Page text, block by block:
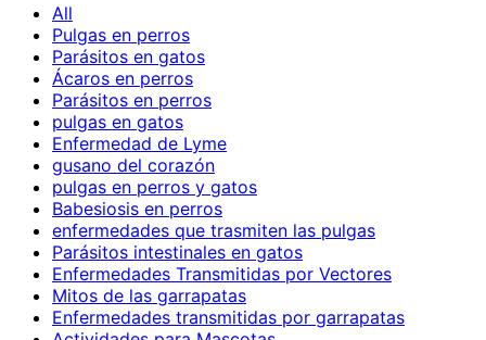
All
Pulgas en perros
Parásitos en gatos
Ácaros en perros
Parásitos en perros
pulgas en gatos
Enfermedad de Lyme
gusano del corazón
pulgas en perros y gatos
Babesiosis en perros
enfermedades que trasmiten las pulgas
Parásitos intestinales en gatos
Enfermedades Transmitidas por Vectores
Mitos de las garrapatas
Enfermedades transmitidas por garrapatas